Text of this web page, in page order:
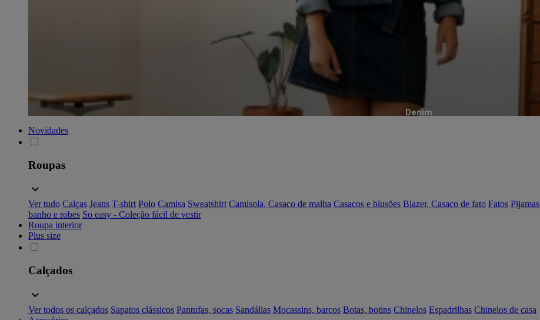
Denim
Novidades
Roupas
Ver tudo Calças Jeans T-shirt Polo Camisa Sweatshirt Camisola, Casaco de malha Casacos e blusões Blazer, Casaco de fato Fatos Pijamas
banho e robes So easy - Coleção fácil de vestir
Roupa interior
Plus size
Calçados
Ver todos os calçados Sapatos clássicos Pantufas, socas Sandálias Mocassins, barcos Botas, botins Chinelos Espadrilhas Chinelos de casa